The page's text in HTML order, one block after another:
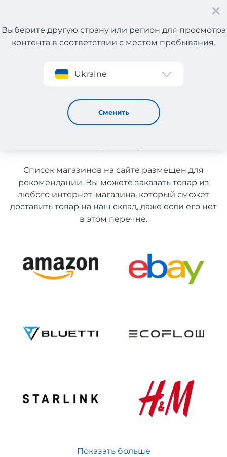
Регистрация
Выберите другую страну или регион для просмотра
контента в соответствии с местом пребывания.
Ukraine
Сменить
Мультибрендовые магазины из Канады с доставкой в
Украину
Мультибрендовые магазины
из Канады с доставкой в
Список магазинов на сайте размещен для
рекомендации. Вы можете заказать товар из
любого интернет-магазина, который сможет
доставить товар на наш склад, даже если его нет
в этом перечне.
Показать больше